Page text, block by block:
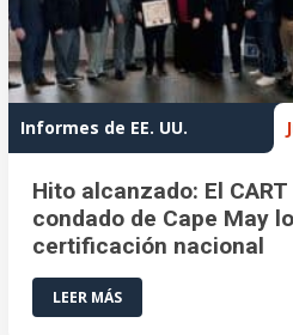
Informes de EE. UU.
Hito alcanzado: El CART
condado de Cape May
certificación nacional
LEER MÁS